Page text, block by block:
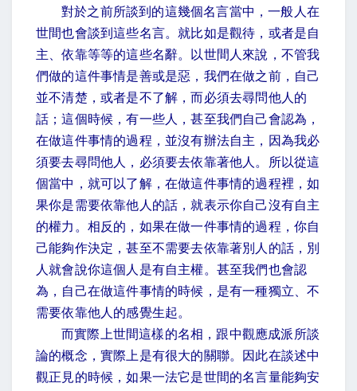
對於之前所談到的這幾個名言當中，一般人在
世間也會談到這些名言。就比如是觀待，或者是自
主、依靠等等的這些名辭。以世間人來說，不管我
們做的這件事情是善或是惡，我們在做之前，自己
並不清楚，或者是不了解，而必須去尋問他人的
話；這個時候，有一些人，甚至我們自己會認為，
在做這件事情的過程，並沒有辦法自主，因為我必
須要去尋問他人，必須要去依靠著他人。所以從這
個當中，就可以了解，在做這件事情的過程裡，如
果你是需要依靠他人的話，就表示你自己沒有自主
的權力。相反的，如果在做一件事情的過程，你自
己能夠作決定，甚至不需要去依靠著別人的話，別
人就會說你這個人是有自主權。甚至我們也會認
為，自己在做這件事情的時候，是有一種獨立、不
需要依靠他人的感覺生起。
而實際上世間這樣的名相，跟中觀應成派所談
論的概念，實際上是有很大的關聯。因此在談述中
觀正見的時候，如果一法它是世間的名言量能夠安